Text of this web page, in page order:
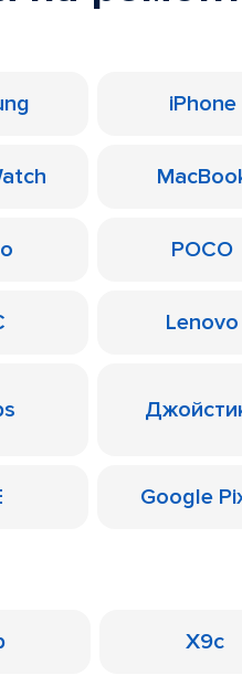
iPhone
POCO
Lenovo
Google
X9c